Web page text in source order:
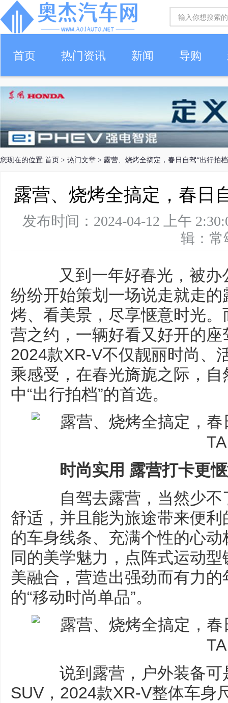
首页 热门资讯 新闻 导购
您现在的位置:首页 > 热门文章 > 露营、烧烤全搞定，春日自驾“出行拍
露营、烧烤全搞定，春日
发布时间：2024-04-12 上午
辑：
又到一年好春光，被办
纷纷开始策划一场说走就走
烤、看美景，尽享惬意时光
营之约，一辆好看又好开的
2024款XR-V不仅靓丽时尚、
乘感受，在春光旖旎之际，
中“出行拍档”的首选。
时尚实用 露营打卡更
自驾去露营，当然少不
舒适，并且能为旅途带来便
的车身线条、充满个性的心
同的美学魅力，点阵式运动
美融合，营造出强劲而有力
的“移动时尚单品”。
说到露营，户外装备可
SUV，2024款XR-V整体车身